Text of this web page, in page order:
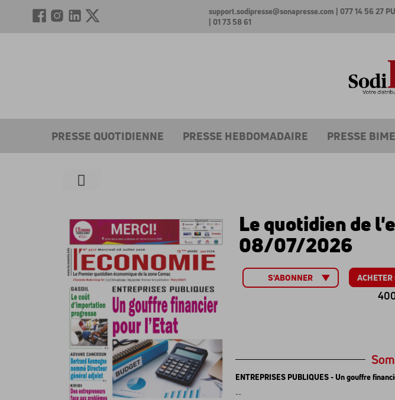
support.sodipresse@sonapresse.com | 077 14 56 27
| 01 73 58 61
PRESSE QUOTIDIENNE PRESSE HEBDOMADAIRE PRESSE
Le quotidien de
08/07/2026
S'ABONNER
ENTREPRISES PUBLIQUES - Un gouffre
--